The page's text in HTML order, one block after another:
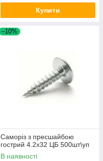
Купити
–10%
Саморіз з пресшайбою
гострий 4.2х32 ЦБ 500шт\уп
В наявності